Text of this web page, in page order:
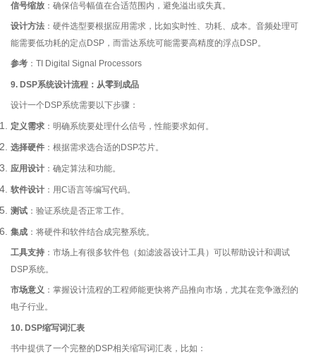
信号缩放 ：确保信号幅值在合适范围内，避免溢出或失真。
设计方法 ：硬件选型要根据应用需求，比如实时性、功耗、成本。音频处理可
能需要低功耗的定点DSP，而雷达系统可能需要高精度的浮点DSP。
参考 ：TI Digital Signal Processors
9. DSP系统设计流程：从零到成品
设计一个DSP系统需要以下步骤：
定义需求 ：明确系统要处理什么信号，性能要求如何。
选择硬件 ：根据需求选合适的DSP芯片。
应用设计 ：确定算法和功能。
软件设计 ：用C语言等编写代码。
测试 ：验证系统是否正常工作。
集成 ：将硬件和软件结合成完整系统。
工具支持 ：市场上有很多软件包（如滤波器设计工具）可以帮助设计和调试
DSP系统。
市场意义 ：掌握设计流程的工程师能更快将产品推向市场，尤其在竞争激烈的
电子行业。
10. DSP缩写词汇表
书中提供了一个完整的DSP相关缩写词汇表，比如：